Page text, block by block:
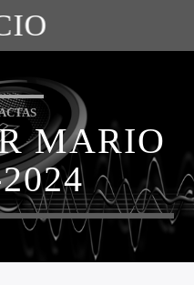
MARIO